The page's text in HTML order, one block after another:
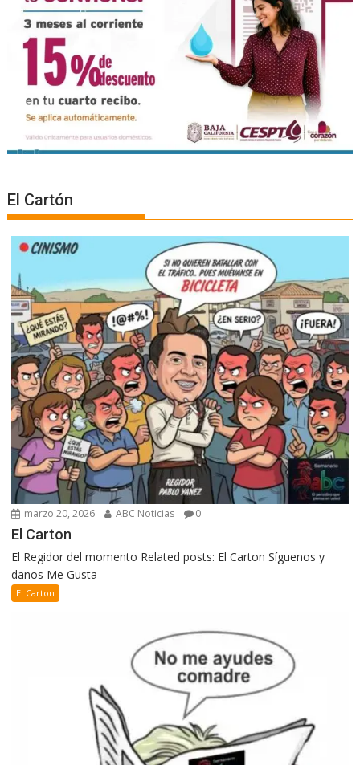
El Cartón
marzo 20, 2026 ABC Noticias 0
El Carton
El Regidor del momento Related posts: El Carton Síguenos y
danos Me Gusta
El Carton